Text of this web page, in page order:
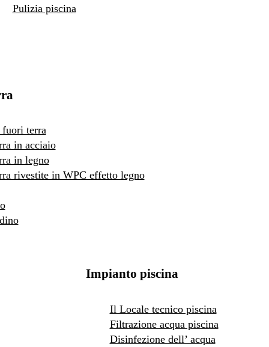
Pulizia piscina
fuori terra
in acciaio
in legno
rivestite in WPC effetto legno
Impianto piscina
Il Locale tecnico piscina
Filtrazione acqua piscina
Disinfezione dell’ acqua